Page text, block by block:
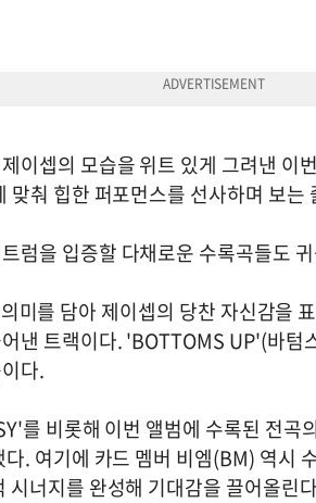
이셉의 모습을 위트 있게 그려낸 이
맞춰 힙한 퍼포먼스를 선사하며 보는
럼을 입증할 다채로운 수록곡들도
를 담아 제이셉의 당찬 자신감을
낸 트랙이다. 'BOTTOMS UP'(바텀
다.
를 비롯해 이번 앨범에 수록된 전곡
. 여기에 카드 멤버 비엠(BM) 역시
시너지를 완성해 기대감을 끌어올린